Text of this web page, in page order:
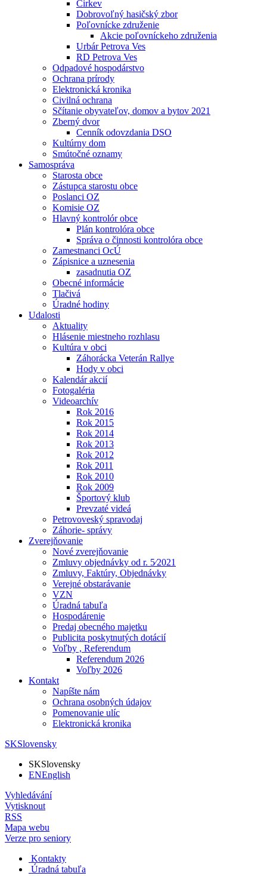
Cirkev
Dobrovoľný hasičský zbor
Poľovnícke združenie
Akcie poľovníckeho združenia
Urbár Petrova Ves
RD Petrova Ves
Odpadové hospodárstvo
Ochrana prírody
Elektronická kronika
Civilná ochrana
Sčítanie obyvateľov, domov a bytov 2021
Zberný dvor
Cenník odovzdania DSO
Kultúrny dom
Smútočné oznamy
Samospráva
Starosta obce
Zástupca starostu obce
Poslanci OZ
Komisie OZ
Hlavný kontrolór obce
Plán kontrolóra obce
Správa o činnosti kontrolóra obce
Zamestnanci OcÚ
Zápisnice a uznesenia
zasadnutia OZ
Obecné informácie
Tlačivá
Úradné hodiny
Udalosti
Aktuality
Hlásenie miestneho rozhlasu
Kultúra v obci
Záhorácka Veterán Rallye
Hody v obci
Kalendár akcií
Fotogaléria
Videoarchív
Rok 2016
Rok 2015
Rok 2014
Rok 2013
Rok 2012
Rok 2011
Rok 2010
Rok 2009
Športový klub
Prevzaté videá
Petrovoveský spravodaj
Záhorie- správy
Zverejňovanie
Nové zverejňovanie
Zmluvy objednávky od r. 5⁄2021
Zmluvy, Faktúry, Objednávky
Verejné obstarávanie
VZN
Úradná tabuľa
Hospodárenie
Predaj obecného majetku
Publicita poskytnutých dotácií
Voľby , Referendum
Referendum 2026
Voľby 2026
Kontakt
Napíšte nám
Ochrana osobných údajov
Pomenovanie ulíc
Elektronická kronika
SKSlovensky
SKSlovensky
ENEnglish
Vyhledávání
Vytisknout
RSS
Mapa webu
Verze pro seniory
Kontakty
Úradná tabuľa